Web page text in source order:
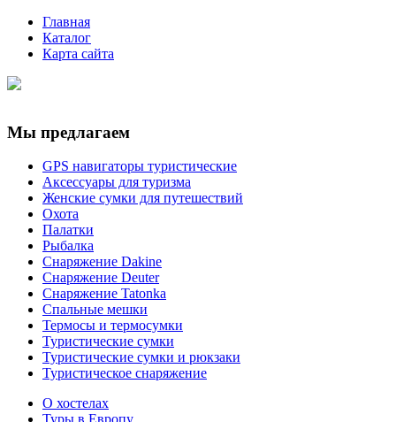
Главная
Каталог
Карта сайта
Мы предлагаем
GPS навигаторы туристические
Аксессуары для туризма
Женские сумки для путешествий
Охота
Палатки
Рыбалка
Снаряжение Dakine
Снаряжение Deuter
Снаряжение Tatonka
Спальные мешки
Термосы и термосумки
Туристические сумки
Туристические сумки и рюкзаки
Туристическое снаряжение
О хостелах